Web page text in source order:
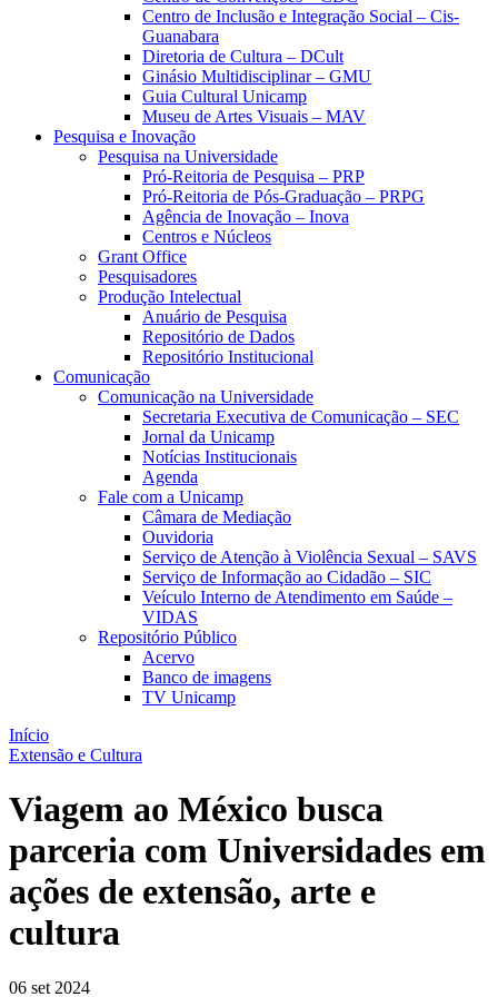
Centro de Inclusão e Integração Social – Cis-
Guanabara
Diretoria de Cultura – DCult
Ginásio Multidisciplinar – GMU
Guia Cultural Unicamp
Museu de Artes Visuais – MAV
Pesquisa e Inovação
Pesquisa na Universidade
Pró-Reitoria de Pesquisa – PRP
Pró-Reitoria de Pós-Graduação – PRPG
Agência de Inovação – Inova
Centros e Núcleos
Grant Office
Pesquisadores
Produção Intelectual
Anuário de Pesquisa
Repositório de Dados
Repositório Institucional
Comunicação
Comunicação na Universidade
Secretaria Executiva de Comunicação – SEC
Jornal da Unicamp
Notícias Institucionais
Agenda
Fale com a Unicamp
Câmara de Mediação
Ouvidoria
Serviço de Atenção à Violência Sexual – SAVS
Serviço de Informação ao Cidadão – SIC
Veículo Interno de Atendimento em Saúde –
VIDAS
Repositório Público
Acervo
Banco de imagens
TV Unicamp
Início
Extensão e Cultura
Viagem ao México busca
parceria com Universidades em
ações de extensão, arte e
cultura
06 set 2024